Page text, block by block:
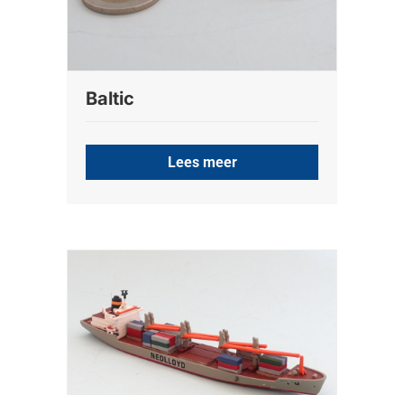
Baltic
Lees meer